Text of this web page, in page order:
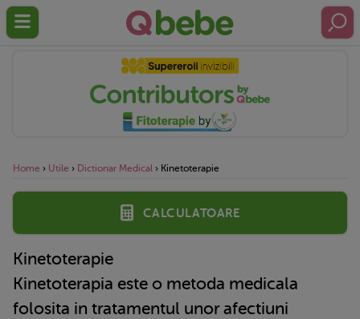
Home › Utile › Dictionar Medical › Kinetoterapie
Calculatoare
Kinetoterapie
Kinetoterapia este o metoda medicala
folosita in tratamentul unor afectiuni